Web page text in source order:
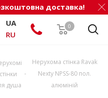
доставка!
0
UA
RU
стінки
душа
-
Нерухома стінка Ravak
Nexty NPSS-80 пол.
алюміній